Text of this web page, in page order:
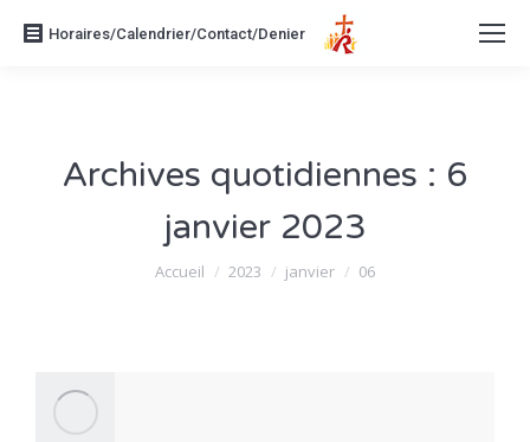
Horaires/Calendrier/Contact/Denier
Archives quotidiennes : 6
janvier 2023
Vous êtes ici :
Accueil 2023 janvier 06